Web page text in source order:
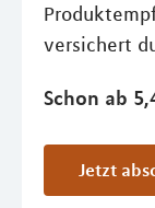
versichert
Schon ab
Jetzt